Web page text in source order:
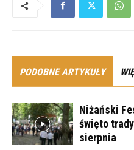
PODOBNE ARTYKUŁY
Niżański
święto
sierpnia